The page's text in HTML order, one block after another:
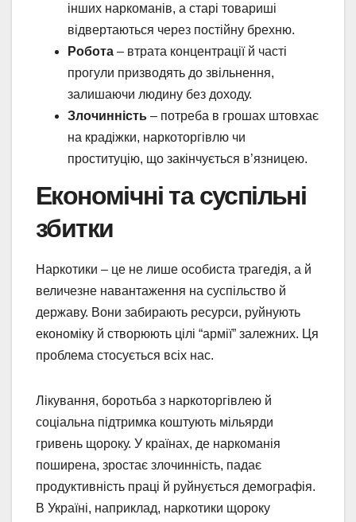
інших наркоманів, а старі товариші
відвертаються через постійну брехню.
Робота – втрата концентрації й часті
прогули призводять до звільнення,
залишаючи людину без доходу.
Злочинність – потреба в грошах штовхає
на крадіжки, наркоторгівлю чи
проституцію, що закінчується в’язницею.
Економічні та суспільні
збитки
Наркотики – це не лише особиста трагедія, а й
величезне навантаження на суспільство й
державу. Вони забирають ресурси, руйнують
економіку й створюють цілі “армії” залежних. Ця
проблема стосується всіх нас.
Лікування, боротьба з наркоторгівлею й
соціальна підтримка коштують мільярди
гривень щороку. У країнах, де наркоманія
поширена, зростає злочинність, падає
продуктивність праці й руйнується демографія.
В Україні, наприклад, наркотики щороку